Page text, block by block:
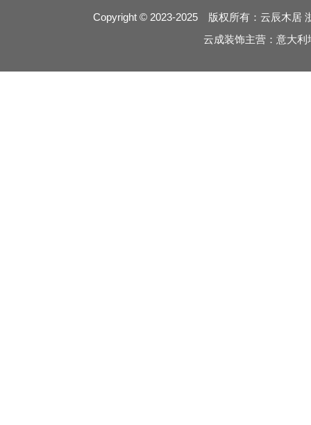
Copyright © 2023-2025 版权所有：云辰木居
云成装饰主营：意大